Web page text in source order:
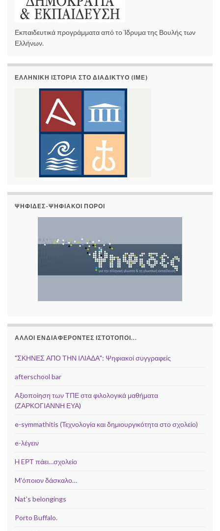
Εκπαιδευτικά προγράμματα από το Ίδρυμα της Βουλής των
Ελλήνων.
ΕΛΛΗΝΙΚΉ ΙΣΤΟΡΊΑ ΣΤΟ ΔΙΑΔΊΚΤΥΟ (ΙΜΕ)
ΨΗΦΊΔΕΣ-ΨΗΦΙΑΚΟΊ ΠΌΡΟΙ
ΆΛΛΟΙ ΕΝΔΙΑΦΈΡΟΝΤΕΣ ΙΣΤΌΤΟΠΟΙ...
"ΣΚΗΝΕΣ ΑΠΟ ΤΗΝ ΙΛΙΑΔΑ": Ψηφιακοί συγγραφείς
afterschool bar
Aξιοποίηση των ΤΠΕ στα φιλολογικά μαθήματα
(ΖΑΡΚΟΓΙΑΝΝΗ ΕΥΑ)
e-symmathitis (Τεχνολογία και δημιουργικότητα στο σχολείο)
e-λέγειν
H EΡΤ πάει…σχολείο
M'όποιον δάσκαλο…
Nat's belongings
Porto Buffalo.